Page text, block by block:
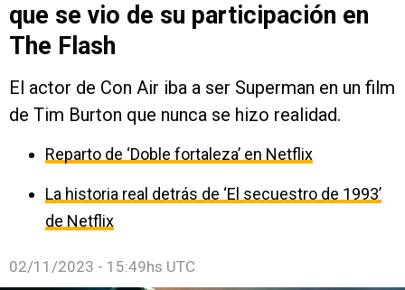
que se vio de su participación en
The Flash
El actor de Con Air iba a ser Superman en un film
de Tim Burton que nunca se hizo realidad.
Reparto de ‘Doble fortaleza’ en Netflix
La historia real detrás de ‘El secuestro de 1993’
de Netflix
02/11/2023 - 15:49hs UTC